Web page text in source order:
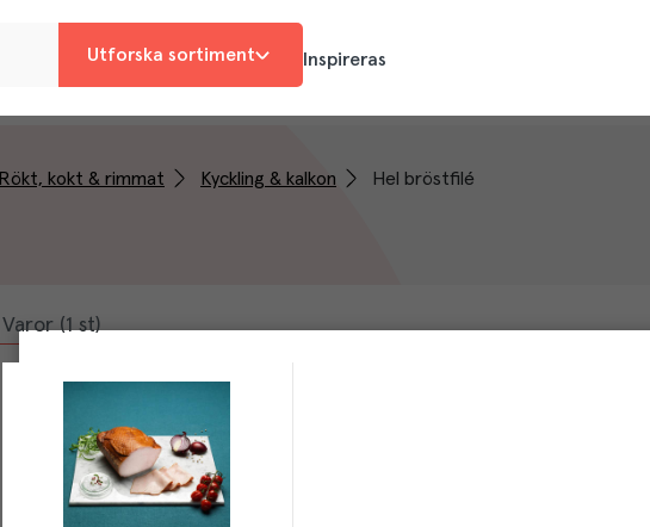
Utforska sortiment Inspireras
Rökt, kokt & rimmat Kyckling & kalkon Hel bröstfilé
Varor (1 st)